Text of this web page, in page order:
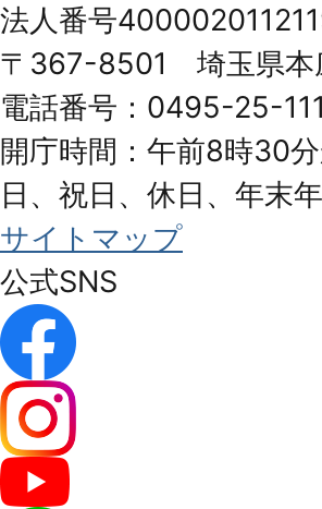
Honjo
City
法人番号
〒367-8501 埼玉県本
電話番号：0495-25-
開庁時間：午前8時30
日、祝日、休日、年末
サイトマップ
公式SNS